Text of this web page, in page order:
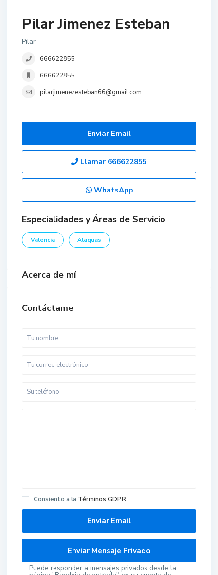
Pilar Jimenez Esteban
Pilar
666622855
666622855
pilarjimenezesteban66@gmail.com
Enviar Email
Llamar 666622855
WhatsApp
Especialidades y Áreas de Servicio
Valencia Alaquas
Acerca de mí
Contáctame
Consiento a la Términos GDPR
Puede responder a mensajes privados desde la